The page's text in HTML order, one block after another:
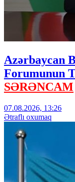
Azərbaycan
Forumunun
SƏRƏNCAM
07.08.2026, 13:26
Ətraflı oxumaq